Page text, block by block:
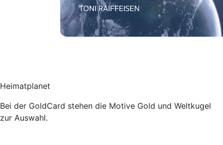
Heimatplanet
Bei der GoldCard stehen die Motive Gold und Weltkugel
zur Auswahl.